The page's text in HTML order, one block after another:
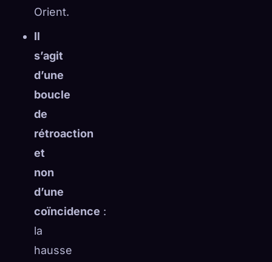
Orient.
Il
s’agit
d’une
boucle
de
rétroaction
et
non
d’une
coïncidence :
la
hausse